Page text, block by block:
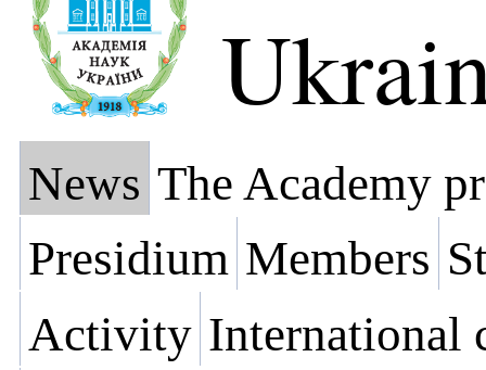
News The Academy
Presidium Members
Activity International